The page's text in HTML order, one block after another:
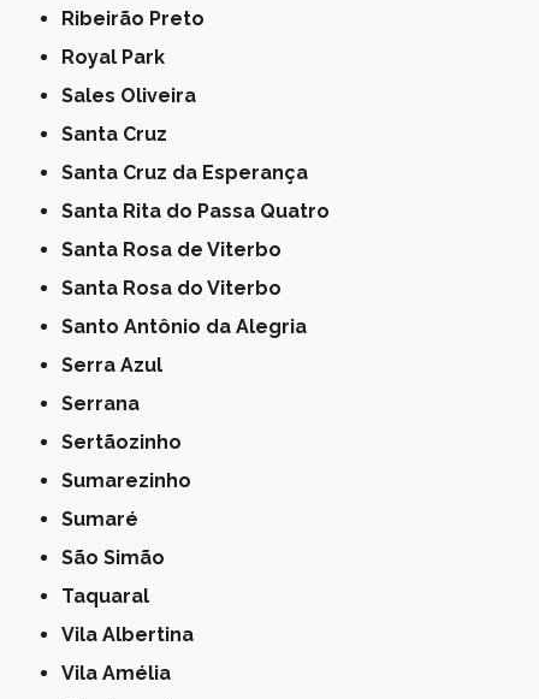
Ribeirão Preto
Royal Park
Sales Oliveira
Santa Cruz
Santa Cruz da Esperança
Santa Rita do Passa Quatro
Santa Rosa de Viterbo
Santa Rosa do Viterbo
Santo Antônio da Alegria
Serra Azul
Serrana
Sertãozinho
Sumarezinho
Sumaré
São Simão
Taquaral
Vila Albertina
Vila Amélia